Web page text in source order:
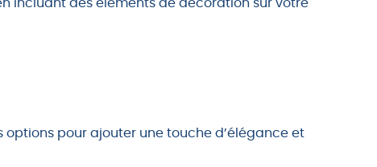
incluant des éléments de décoration sur votre
pour ajouter une touche d’élégance et